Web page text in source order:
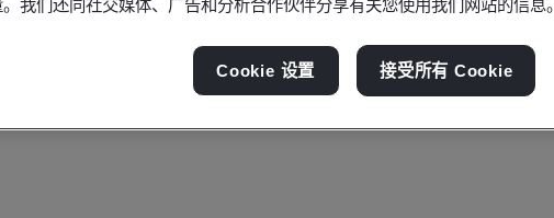
互动点播（英文版）
。我们还同社交媒体、广告和分析合作伙伴分享有关您使用我们网站的信息。
Cookie 设置 接受所有 Cookie